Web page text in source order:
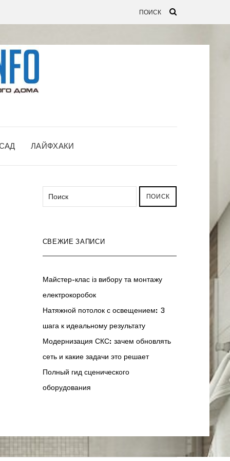
ЛАЙФХАКИ
ПОИСК
СВЕЖИЕ ЗАПИСИ
Майстер-клас із вибору та монтажу
електрокоробок
Натяжной потолок с освещением: 3
шага к идеальному результату
Модернизация СКС: зачем обновлять
сеть и какие задачи это решает
Полный гид сценического
оборудования